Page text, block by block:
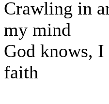
Crawling in
my mind
God knows,
faith